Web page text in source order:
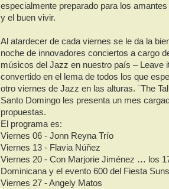
especialmente preparado para los
y el buen vivir.
Al atardecer de cada viernes se le da la
noche de innovadores conciertos a cargo
músicos del Jazz en nuestro país – Leave
convertido en el lema de todos los que
otro viernes de Jazz en las alturas. ¨The
Santo Domingo les presenta un mes
propuestas.
El programa es:
Viernes 06 - Jonn Reyna Trío
Viernes 13 - Flavia Núñez
Viernes 20 - Con Marjorie Jiménez … los
Dominicana y el evento 600 del Fiesta
Viernes 27 - Angely Matos